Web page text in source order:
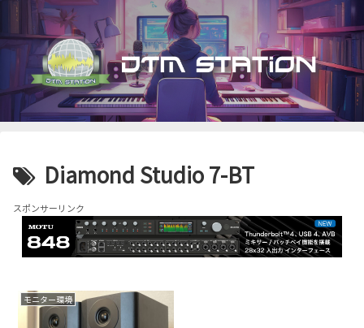
Diamond Studio 7-BT
スポンサーリンク
モニター環境